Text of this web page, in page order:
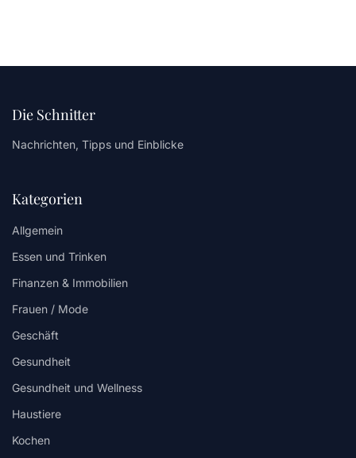
Die Schnitter
Nachrichten, Tipps und Einblicke
Kategorien
Allgemein
Essen und Trinken
Finanzen & Immobilien
Frauen / Mode
Geschäft
Gesundheit
Gesundheit und Wellness
Haustiere
Kochen